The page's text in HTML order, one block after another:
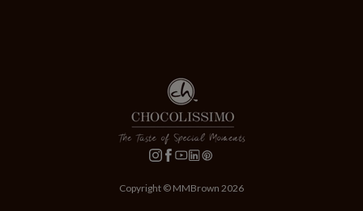
Copyright © MMBrown 2026